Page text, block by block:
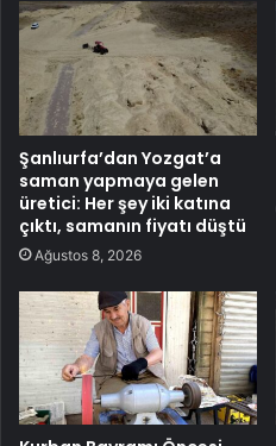
Şanlıurfa’dan Yozgat’a
saman yapmaya gelen
üretici: Her şey iki katına
çıktı, samanın fiyatı düştü
Ağustos 8, 2026